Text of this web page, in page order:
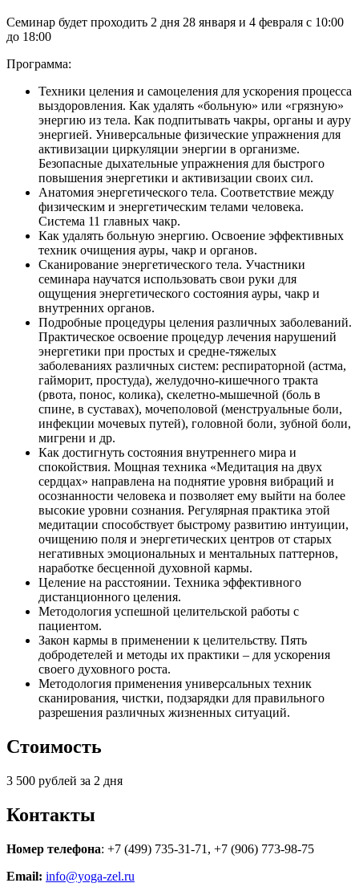
Семинар будет проходить 2 дня 28 января и 4 февраля с 10:00
до 18:00
Программа:
Техники целения и самоцеления для ускорения процесса
выздоровления. Как удалять «больную» или «грязную»
энергию из тела. Как подпитывать чакры, органы и ауру
энергией. Универсальные физические упражнения для
активизации циркуляции энергии в организме.
Безопасные дыхательные упражнения для быстрого
повышения энергетики и активизации своих сил.
Анатомия энергетического тела. Соответствие между
физическим и энергетическим телами человека.
Система 11 главных чакр.
Как удалять больную энергию. Освоение эффективных
техник очищения ауры, чакр и органов.
Сканирование энергетического тела. Участники
семинара научатся использовать свои руки для
ощущения энергетического состояния ауры, чакр и
внутренних органов.
Подробные процедуры целения различных заболеваний.
Практическое освоение процедур лечения нарушений
энергетики при простых и средне-тяжелых
заболеваниях различных систем: респираторной (астма,
гайморит, простуда), желудочно-кишечного тракта
(рвота, понос, колика), скелетно-мышечной (боль в
спине, в суставах), мочеполовой (менструальные боли,
инфекции мочевых путей), головной боли, зубной боли,
мигрени и др.
Как достигнуть состояния внутреннего мира и
спокойствия. Мощная техника «Медитация на двух
сердцах» направлена на поднятие уровня вибраций и
осознанности человека и позволяет ему выйти на более
высокие уровни сознания. Регулярная практика этой
медитации способствует быстрому развитию интуиции,
очищению поля и энергетических центров от старых
негативных эмоциональных и ментальных паттернов,
наработке бесценной духовной кармы.
Целение на расстоянии. Техника эффективного
дистанционного целения.
Методология успешной целительской работы с
пациентом.
Закон кармы в применении к целительству. Пять
добродетелей и методы их практики – для ускорения
своего духовного роста.
Методология применения универсальных техник
сканирования, чистки, подзарядки для правильного
разрешения различных жизненных ситуаций.
Стоимость
3 500 рублей за 2 дня
Контакты
Номер телефона: +7 (499) 735-31-71, +7 (906) 773-98-75
Email: info@yoga-zel.ru